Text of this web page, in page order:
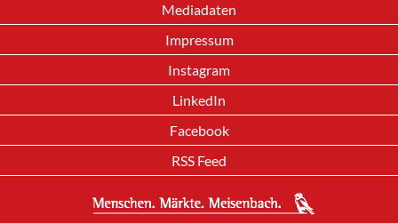
Mediadaten
Impressum
Instagram
LinkedIn
Facebook
RSS Feed